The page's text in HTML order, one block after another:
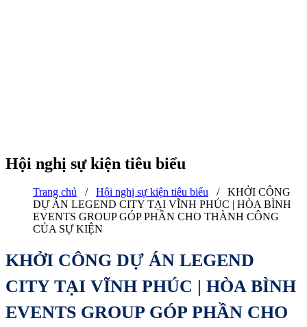
Hội nghị sự kiện tiêu biểu
Trang chủ / Hội nghị sự kiện tiêu biểu / KHỞI CÔNG
DỰ ÁN LEGEND CITY TẠI VĨNH PHÚC | HÒA BÌNH
EVENTS GROUP GÓP PHẦN CHO THÀNH CÔNG
CỦA SỰ KIỆN
KHỞI CÔNG DỰ ÁN LEGEND
CITY TẠI VĨNH PHÚC | HÒA BÌNH
EVENTS GROUP GÓP PHẦN CHO